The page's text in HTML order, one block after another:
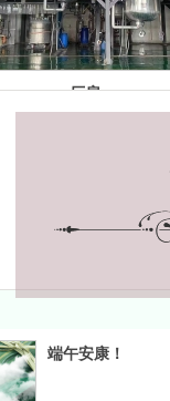
厂房
端午安康！